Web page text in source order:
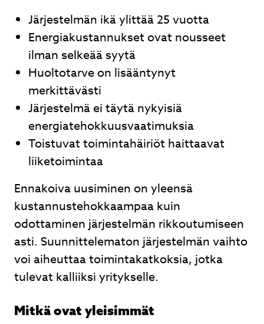
Järjestelmän ikä ylittää 25 vuotta
Energiakustannukset ovat nousseet
ilman selkeää syytä
Huoltotarve on lisääntynyt
merkittävästi
Järjestelmä ei täytä nykyisiä
energiatehokkuusvaatimuksia
Toistuvat toimintahäiriöt haittaavat
liiketoimintaa
Ennakoiva uusiminen on yleensä
kustannustehokkaampaa kuin
odottaminen järjestelmän rikkoutumiseen
asti. Suunnittelematon järjestelmän vaihto
voi aiheuttaa toimintakatkoksia, jotka
tulevat kalliiksi yritykselle.
Mitkä ovat yleisimmät